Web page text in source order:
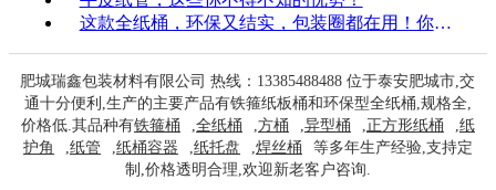
这款全纸桶，环保又结实，包装圈都在用！你还不知道？
肥城瑞鑫包装材料有限公司 热线：13385488488 位于泰安肥城市,交
通十分便利,生产的主要产品有铁箍纸板桶和环保型全纸桶,规格全,
价格低.其品种有铁箍桶 ,全纸桶 ,方桶 ,异型桶 ,正方形纸桶 ,纸
护角
,纸管 ,纸桶容器 ,纸托盘 ,焊丝桶
等多年生产经验,支持定
制,价格透明合理,欢迎新老客户咨询.